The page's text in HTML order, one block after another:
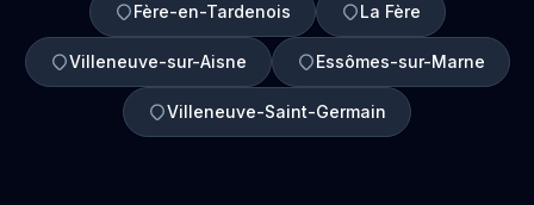
Fère-en-Tardenois La Fère
Villeneuve-sur-Aisne Essômes-sur-Marne
Villeneuve-Saint-Germain